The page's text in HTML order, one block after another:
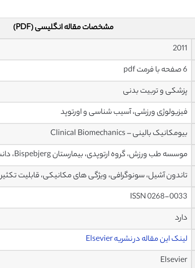
مشخصات مقاله انگلیسی (PDF)
2011
6 صفحه با فرمت pdf
پزشکی و تربیت بدنی
فیزیولوژی ورزشی، آسیب شناسی و اورتوپد
بیومکانیک بالینی – Clinical Biomechanics
موسسه طب ورزش، گروه ارتوپدی، بیمارستان Bispebjerg، دانشکده علوم بهداشتی، دانشگاه کپنهاگ، دانمارک
تاندون آشیل، سونوگرافی، ویژگی های مکانیکی، قابلیت تکثیر
ISSN 0268-0033
دارد
لینک این مقاله در نشریه Elsevier
Elsevier